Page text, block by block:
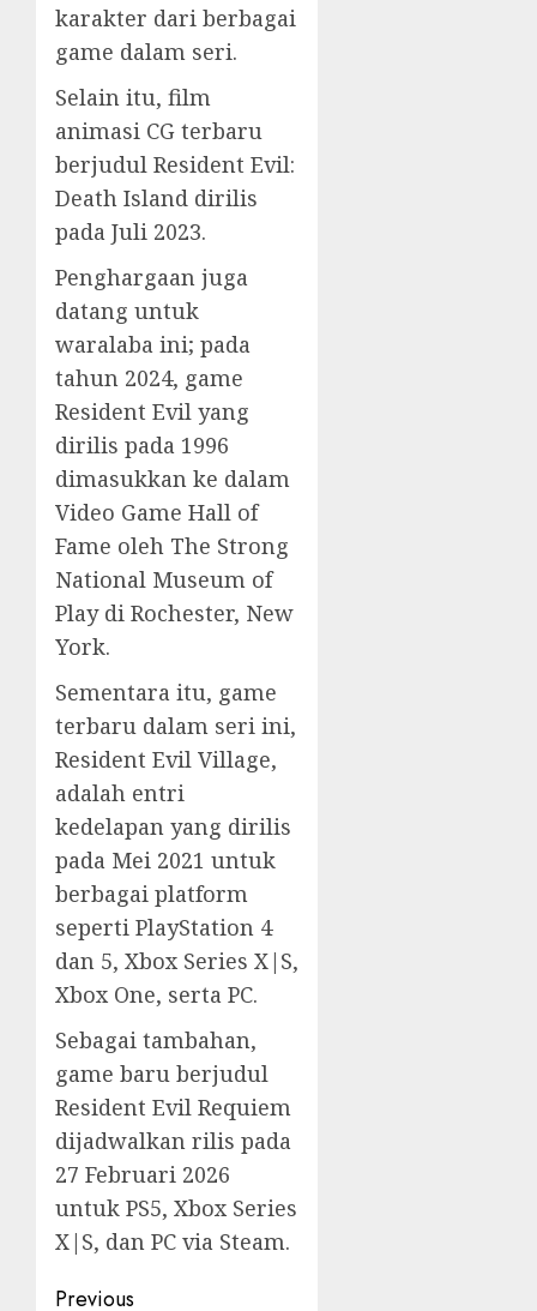
karakter dari berbagai
game dalam seri.
Selain itu, film
animasi CG terbaru
berjudul Resident Evil:
Death Island dirilis
pada Juli 2023.
Penghargaan juga
datang untuk
waralaba ini; pada
tahun 2024, game
Resident Evil yang
dirilis pada 1996
dimasukkan ke dalam
Video Game Hall of
Fame oleh The Strong
National Museum of
Play di Rochester, New
York.
Sementara itu, game
terbaru dalam seri ini,
Resident Evil Village,
adalah entri
kedelapan yang dirilis
pada Mei 2021 untuk
berbagai platform
seperti PlayStation 4
dan 5, Xbox Series X|S,
Xbox One, serta PC.
Sebagai tambahan,
game baru berjudul
Resident Evil Requiem
dijadwalkan rilis pada
27 Februari 2026
untuk PS5, Xbox Series
X|S, dan PC via Steam.
Post
Previous